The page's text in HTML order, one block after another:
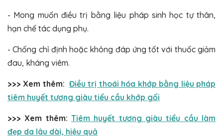
- Mong muốn điều trị bằng liệu pháp sinh học tự thân,
hạn chế tác dụng phụ.
- Chống chỉ định hoặc không đáp ứng tốt với thuốc giảm
đau, kháng viêm.
>>> Xem thêm: Điều trị thoái hóa khớp bằng liệu pháp
tiêm huyết tương giàu tiểu cầu khớp gối
>>> Xem thêm: Tiêm huyết tương giàu tiểu cầu làm
đẹp da lâu dài, hiệu quả